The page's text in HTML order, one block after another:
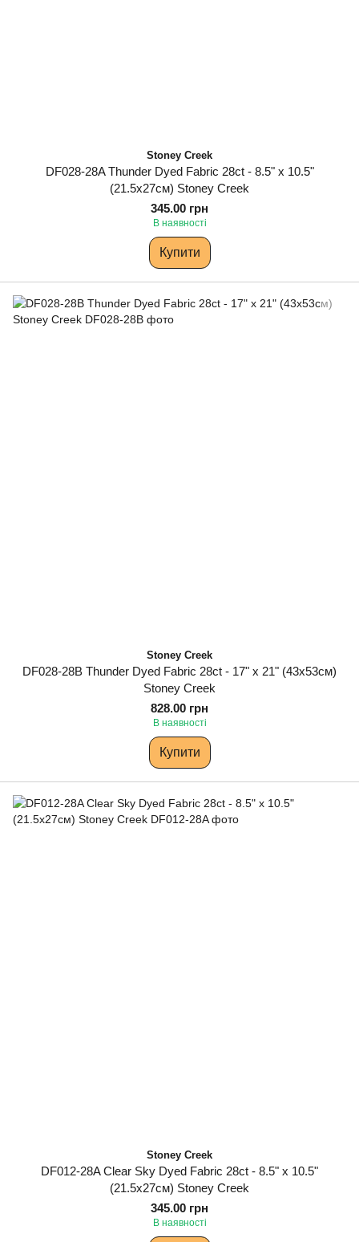
Stoney Creek
DF028-28A Thunder Dyed Fabric 28ct - 8.5" x 10.5"
(21.5х27см) Stoney Creek
345.00 грн
В наявності
Купити
Stoney Creek
DF028-28B Thunder Dyed Fabric 28ct - 17" x 21" (43х53см)
Stoney Creek
828.00 грн
В наявності
Купити
Stoney Creek
DF012-28A Clear Sky Dyed Fabric 28ct - 8.5" x 10.5"
(21.5х27см) Stoney Creek
345.00 грн
В наявності